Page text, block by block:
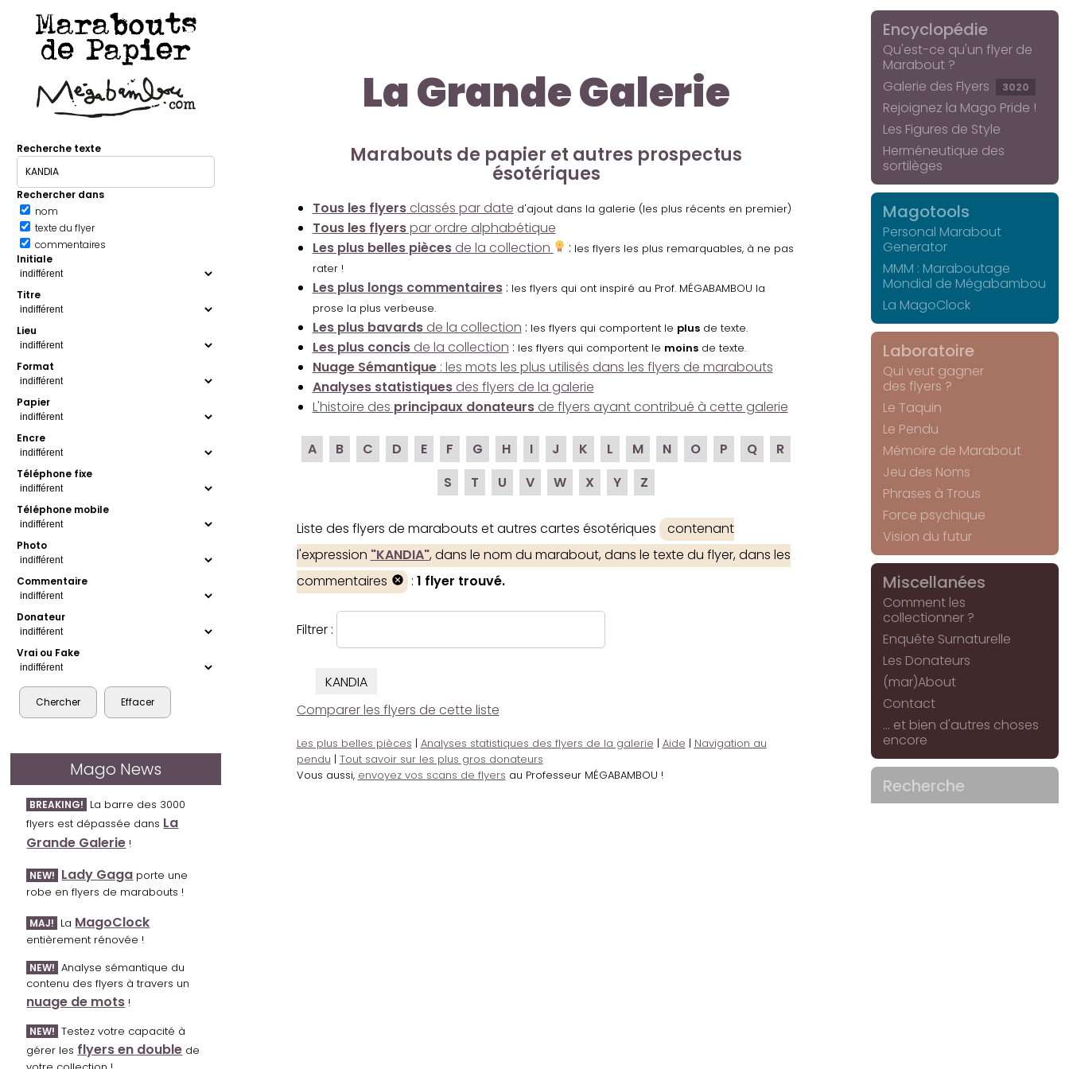
Marabouts
de Papier
Recherche texte
Rechercher dans
nom
texte du flyer
commentaires
Initiale
Titre
Lieu
Format
Papier
Encre
Téléphone fixe
Téléphone mobile
Photo
Commentaire
Donateur
Vrai ou Fake
Mago News
BREAKING! La barre des 3000
flyers est dépassée dans La
Grande Galerie !
NEW! Lady Gaga porte une
robe en flyers de marabouts !
MAJ! La MagoClock
entièrement rénovée !
NEW! Analyse sémantique du
contenu des flyers à travers un
nuage de mots !
NEW! Testez votre capacité à
gérer les flyers en double de
La Grande Galerie
Marabouts de papier et autres prospectus
ésotériques
Tous les flyersclassés par date d'ajout dans la galerie (les plus récents en premier)
Tous les flyerspar ordre alphabétique
Les plus belles piècesde la collection : les flyers les plus remarquables, à ne pas
rater !
Les plus longs commentaires: les flyers qui ont inspiré au Prof. MÉGABAMBOU la
prose la plus verbeuse.
Les plus bavardsde la collection : les flyers qui comportent le plusde texte.
Les plus concisde la collection : les flyers qui comportent le moinsde texte.
Nuage Sémantique: les mots les plus utilisés dans les flyers de marabouts
Analyses statistiquesdes flyers de la galerie
L'histoire des principaux donateursde flyers ayant contribué à cette galerie
A B C D E F G H I J K L M N O P Q
R
S
T U V W X Y Z
Liste des flyers de marabouts et autres cartes ésotériques
contenant
l'expression "KANDIA", dans le nom du marabout, dans le texte du flyer, dans les
commentaires
: 1 flyer trouvé.
Filtrer :
KANDIA
Comparer les flyers de cette liste
Les plus belles pièces | Analyses statistiques des flyers de la galerie | Aide | Navigation au
pendu | Tout savoir sur les plus gros donateurs
Vous aussi, envoyez vos scans de flyers au Professeur MÉGABAMBOU !
Encyclopédie
Qu'est-ce qu'un flyer de
Marabout ?
Galerie des Flyers
3020
Rejoignez la Mago Pride !
Les Figures de Style
Herméneutique des
sortilèges
Magotools
Personal Marabout
Generator
MMM : Maraboutage
Mondial de Mégabambou
La MagoClock
Laboratoire
Qui veut gagner
des flyers ?
Le Taquin
Le Pendu
Mémoire de Marabout
Jeu des Noms
Phrases à Trous
Force psychique
Vision du futur
Miscellanées
Comment les
collectionner ?
Enquête Surnaturelle
Les Donateurs
(mar)About
Contact
... et bien d'autres choses
encore
Recherche